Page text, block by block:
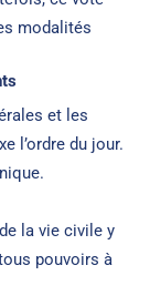
modalités
et les
l’ordre du jour.
la vie civile y
pouvoirs à